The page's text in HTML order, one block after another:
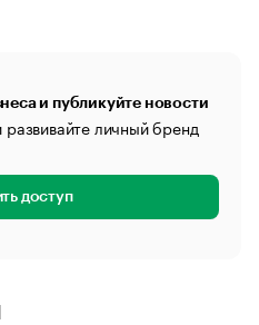
и публикуйте новости
личный бренд
доступ